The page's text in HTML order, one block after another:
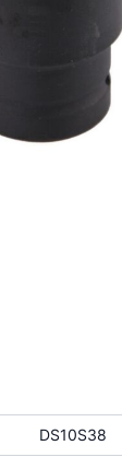
DS10S38